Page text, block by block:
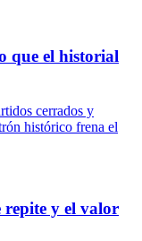
que el historial
cerrados y
histórico frena el
y el valor